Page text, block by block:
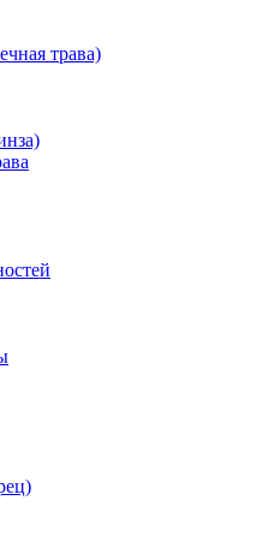
трава)